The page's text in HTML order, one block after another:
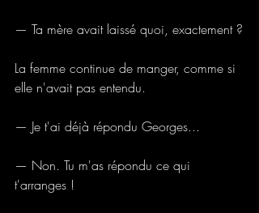
— Ta mère avait laissé quoi, exactement ?
La femme continue de manger, comme si
elle n'avait pas entendu.
— Je t'ai déjà répondu Georges...
— Non. Tu m'as répondu ce qui
t'arranges !